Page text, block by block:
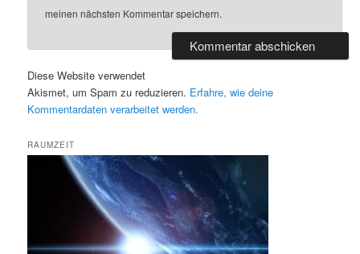
meinen nächsten Kommentar speichern.
Diese Website verwendet
Akismet, um Spam zu reduzieren. Erfahre, wie deine
Kommentardaten verarbeitet werden.
RAUMZEIT